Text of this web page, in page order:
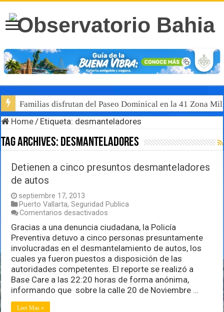
Familias disfrutan del Paseo Dominical en la 41 Zona
Home / Etiqueta: desmanteladores
Tag Archives: desmanteladores
Detienen a cinco presuntos desmanteladores
de autos
septiembre 17, 2013
Puerto Vallarta,Seguridad Publica
Comentarios desactivados
a
cinco
presuntos
desmanteladores
de
autos
Gracias a una denuncia ciudadana, la Policía
Preventiva detuvo a cinco personas presuntamente
involucradas en el desmantelamiento de autos, los
cuales ya fueron puestos a disposición de las
autoridades competentes. El reporte se realizó a
Base Care a las 22:20 horas de forma anónima,
informando que sobre la calle 20 de Noviembre …
Leer Mas »